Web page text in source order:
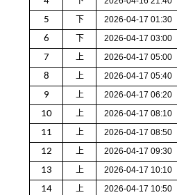
5 下 2026-04-17 01:30
6 下 2026-04-17 03:00
7 上 2026-04-17 05:00
8 上 2026-04-17 05:40
9 上 2026-04-17 06:20
10 上 2026-04-17 08:10
11 上 2026-04-17 08:50
12 上 2026-04-17 09:30
13 上 2026-04-17 10:10
14 上 2026-04-17 10:50